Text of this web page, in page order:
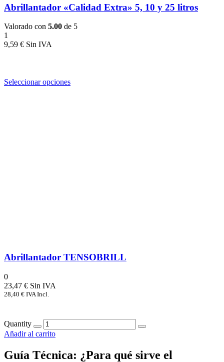
Abrillantador «Calidad Extra» 5, 10 y 25 litros
Valorado con 5.00 de 5
1
9,59 €
Seleccionar opciones
Abrillantador TENSOBRILL
0
23,47 €
28,40 € IVA Incl.
Quantity
Añadir al carrito
Guía Técnica: ¿Para qué sirve el